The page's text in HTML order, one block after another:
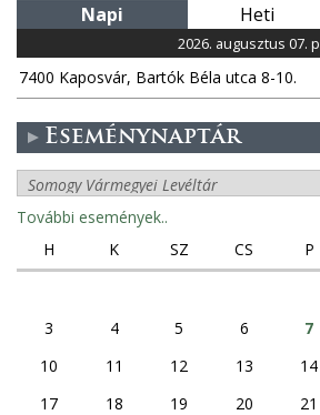
Napi Heti
2026. augusztus 07. p
7400 Kaposvár, Bartók Béla utca 8-10.
Eseménynaptár
További események..
H
K SZ CS P
3
4 5 6 7
10
11 12 13 14
17
18 19 20 21